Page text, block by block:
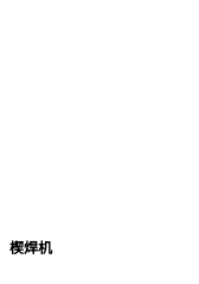
楔焊机